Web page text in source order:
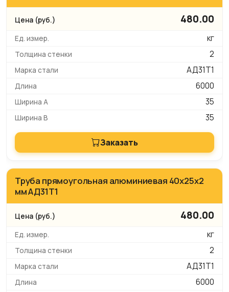
480.00
кг
2
АД31Т1
6000
35
35
Заказать
Труба прямоугольная алюминиевая 40х25х2
мм АД31Т1
480.00
кг
2
АД31Т1
6000